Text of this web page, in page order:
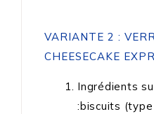
VARIANTE 2 :
CHEESECAKE
Ingrédients
:biscuits